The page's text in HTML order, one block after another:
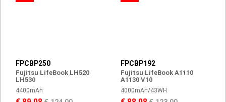
FPCBP250
Fujitsu LifeBook LH520
LH530
4400mAh
FPCBP192
Fujitsu LifeBook A1110
A1130 V10
4000mAh/43WH